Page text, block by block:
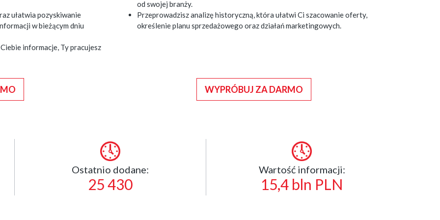
ułatwia pozyskiwanie
w bieżącym dniu
informacje, Ty pracujesz
od swojej branży.
Przeprowadzisz analizę historyczną, która ułatwi Ci szacowanie oferty,
określenie planu sprzedażowego oraz działań marketingowych.
WYPRÓBUJ ZA DARMO
Ostatnio dodane:
25 430
Wartość informacji:
15,4 bln PLN